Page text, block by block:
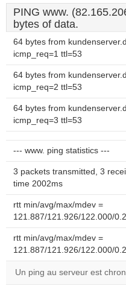
PING www.
bytes of data.
64 bytes from
icmp_req=1 ttl=53
64 bytes from
icmp_req=2 ttl=53
64 bytes from
icmp_req=3 ttl=53
--- www. ping statistics ---
3 packets transmitted, 3
time 2002ms
rtt min/avg/max/mdev =
121.887/121.926/122.000/
rtt min/avg/max/mdev =
121.887/121.926/122.000/
Un ping au serveur est